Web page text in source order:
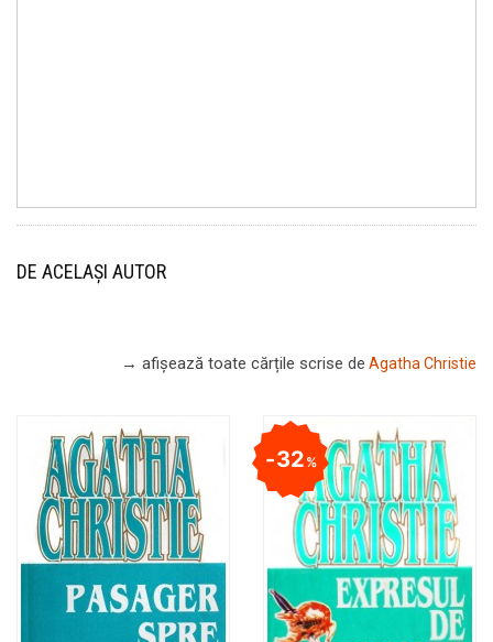
DE ACELAȘI AUTOR
→ afișează toate cărțile scrise de Agatha Christie
32%